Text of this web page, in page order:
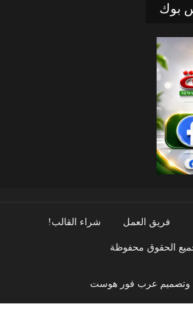
بوك
فريق العمل شراء القالب!
الحقوق محفوظة
وتصميم عرب فور هوست